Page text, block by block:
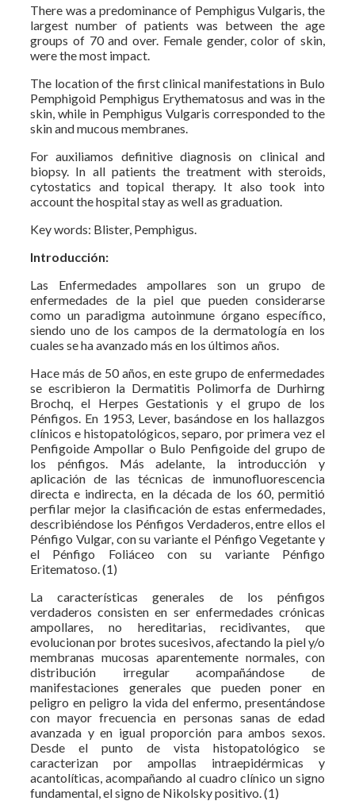
There was a predominance of Pemphigus Vulgaris, the
largest number of patients was between the age
groups of 70 and over. Female gender, color of skin,
were the most impact.
The location of the first clinical manifestations in Bulo
Pemphigoid Pemphigus Erythematosus and was in the
skin, while in Pemphigus Vulgaris corresponded to the
skin and mucous membranes.
For auxiliamos definitive diagnosis on clinical and
biopsy. In all patients the treatment with steroids,
cytostatics and topical therapy. It also took into
account the hospital stay as well as graduation.
Key words: Blister, Pemphigus.
Introducción:
Las Enfermedades ampollares son un grupo de
enfermedades de la piel que pueden considerarse
como un paradigma autoinmune órgano específico,
siendo uno de los campos de la dermatología en los
cuales se ha avanzado más en los últimos años.
Hace más de 50 años, en este grupo de enfermedades
se escribieron la Dermatitis Polimorfa de Durhirng
Brochq, el Herpes Gestationis y el grupo de los
Pénfigos. En 1953, Lever, basándose en los hallazgos
clínicos e histopatológicos, separo, por primera vez el
Penfigoide Ampollar o Bulo Penfigoide del grupo de
los pénfigos. Más adelante, la introducción y
aplicación de las técnicas de inmunofluorescencia
directa e indirecta, en la década de los 60, permitió
perfilar mejor la clasificación de estas enfermedades,
describiéndose los Pénfigos Verdaderos, entre ellos el
Pénfigo Vulgar, con su variante el Pénfigo Vegetante y
el Pénfigo Foliáceo con su variante Pénfigo
Eritematoso. (1)
La características generales de los pénfigos
verdaderos consisten en ser enfermedades crónicas
ampollares, no hereditarias, recidivantes, que
evolucionan por brotes sucesivos, afectando la piel y/o
membranas mucosas aparentemente normales, con
distribución irregular acompañándose de
manifestaciones generales que pueden poner en
peligro en peligro la vida del enfermo, presentándose
con mayor frecuencia en personas sanas de edad
avanzada y en igual proporción para ambos sexos.
Desde el punto de vista histopatológico se
caracterizan por ampollas intraepidérmicas y
acantolíticas, acompañando al cuadro clínico un signo
fundamental, el signo de Nikolsky positivo. (1)